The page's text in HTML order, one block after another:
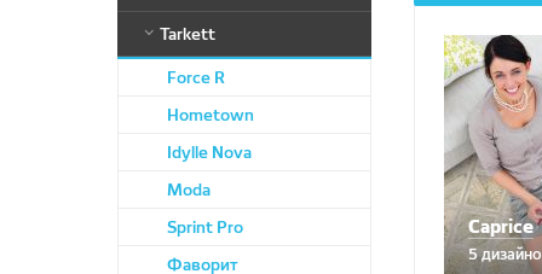
Loft
Stimul
Craft
Junior
Praktika
Tarkett
Force R
Hometown
Idylle Nova
Moda
Sprint Pro
Фаворит
Caprice
5